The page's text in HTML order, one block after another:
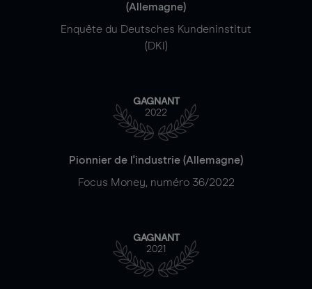
(Allemagne)
Enquête du Deutsches Kundeninstitut
(DKI)
GAGNANT
2022
Pionnier de l'industrie (Allemagne)
Focus Money, numéro 36/2022
GAGNANT
2021